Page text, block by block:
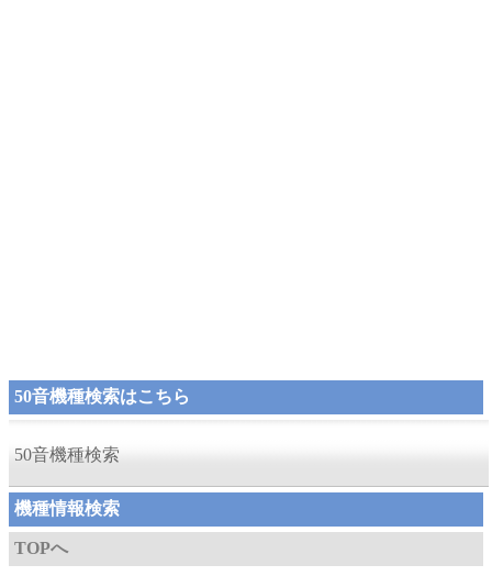
50音機種検索はこちら
50音機種検索
機種情報検索
TOPへ